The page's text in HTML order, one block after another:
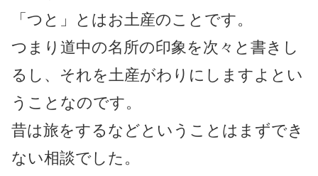
「つと」とはお土産のことです。
つまり道中の名所の印象を次々と書きし
るし、それを土産がわりにしますよとい
うことなのです。
昔は旅をするなどということはまずでき
ない相談でした。